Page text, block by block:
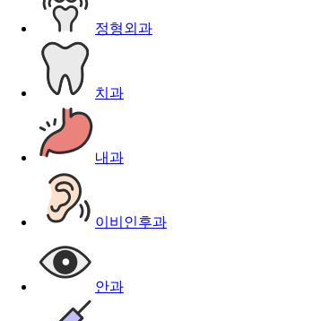
정형외과
치과
내과
이비인후과
안과